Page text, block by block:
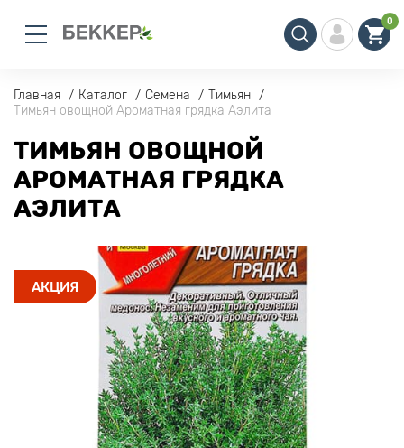
0
Главная Каталог Семена
Тимьян
Тимьян овощной Ароматная грядка Аэлита
ТИМЬЯН ОВОЩНОЙ
АРОМАТНАЯ ГРЯДКА
АЭЛИТА
АКЦИЯ